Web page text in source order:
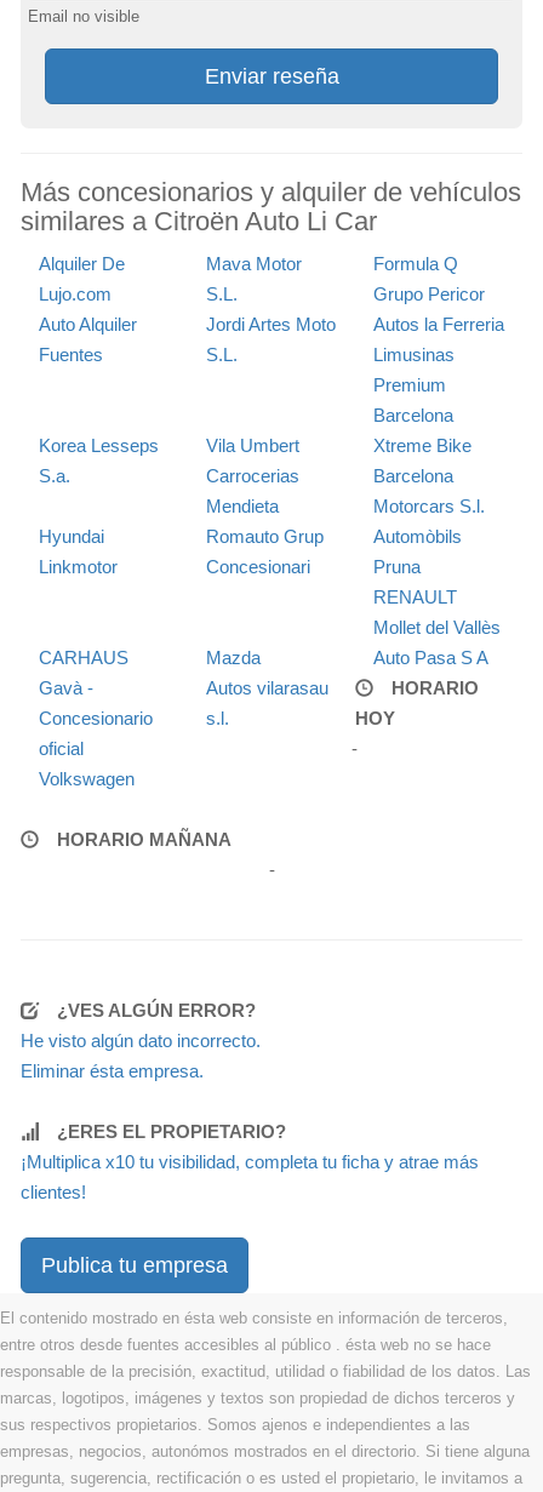
Email no visible
Enviar reseña
Más concesionarios y alquiler de vehículos
similares a Citroën Auto Li Car
Alquiler De
Lujo.com
Mava Motor
S.L.
Formula Q
Grupo Pericor
Auto Alquiler
Fuentes
Jordi Artes Moto
S.L.
Autos la Ferreria
Limusinas
Premium
Barcelona
Korea Lesseps
S.a.
Vila Umbert
Xtreme Bike
Carrocerias
Mendieta
Barcelona
Motorcars S.l.
Hyundai
Linkmotor
Romauto Grup
Concesionari
Automòbils
Pruna
RENAULT
Mollet del Vallès
CARHAUS
Gavà -
Concesionario
oficial
Volkswagen
Mazda
Auto Pasa S A
Autos vilarasau
s.l.
HORARIO
HOY
-
HORARIO MAÑANA
-
¿VES ALGÚN ERROR?
He visto algún dato incorrecto.
Eliminar ésta empresa.
¿ERES EL PROPIETARIO?
¡Multiplica x10 tu visibilidad, completa tu ficha y atrae más
clientes!
Publica tu empresa
El contenido mostrado en ésta web consiste en información de terceros,
entre otros desde fuentes accesibles al público . ésta web no se hace
responsable de la precisión, exactitud, utilidad o fiabilidad de los datos. Las
marcas, logotipos, imágenes y textos son propiedad de dichos terceros y
sus respectivos propietarios. Somos ajenos e independientes a las
empresas, negocios, autonómos mostrados en el directorio. Si tiene alguna
pregunta, sugerencia, rectificación o es usted el propietario, le invitamos a